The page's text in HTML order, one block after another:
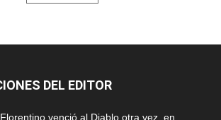
DEL EDITOR
Florentino venció al Diablo otra vez, en